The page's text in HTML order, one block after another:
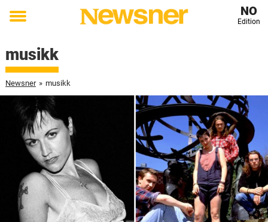
Toggle
NO
Edition
musikk
Newsner » musikk